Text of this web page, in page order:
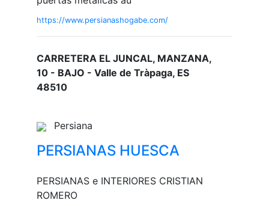
https://www.persianashogabe.com/
CARRETERA EL JUNCAL, MANZANA,
10 - BAJO - Valle de Tràpaga, ES
48510
Persiana
PERSIANAS HUESCA
PERSIANAS e INTERIORES CRISTIAN
ROMERO